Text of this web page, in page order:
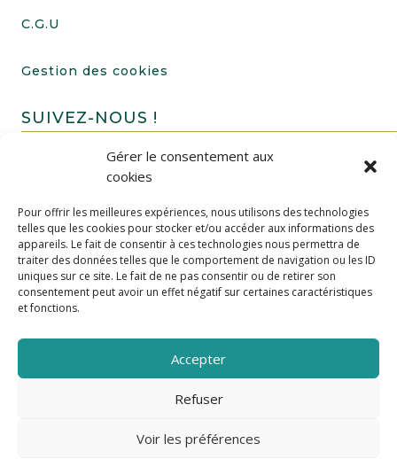
Gérer le consentement aux
cookies
Pour offrir les meilleures expériences, nous utilisons des technologies
telles que les cookies pour stocker et/ou accéder aux informations des
appareils. Le fait de consentir à ces technologies nous permettra de
traiter des données telles que le comportement de navigation ou les ID
uniques sur ce site. Le fait de ne pas consentir ou de retirer son
consentement peut avoir un effet négatif sur certaines caractéristiques
et fonctions.
Accepter
Refuser
Voir les préférences
C.G.U
Gestion des cookies
SUIVEZ-NOUS !
FAIRE UN DON